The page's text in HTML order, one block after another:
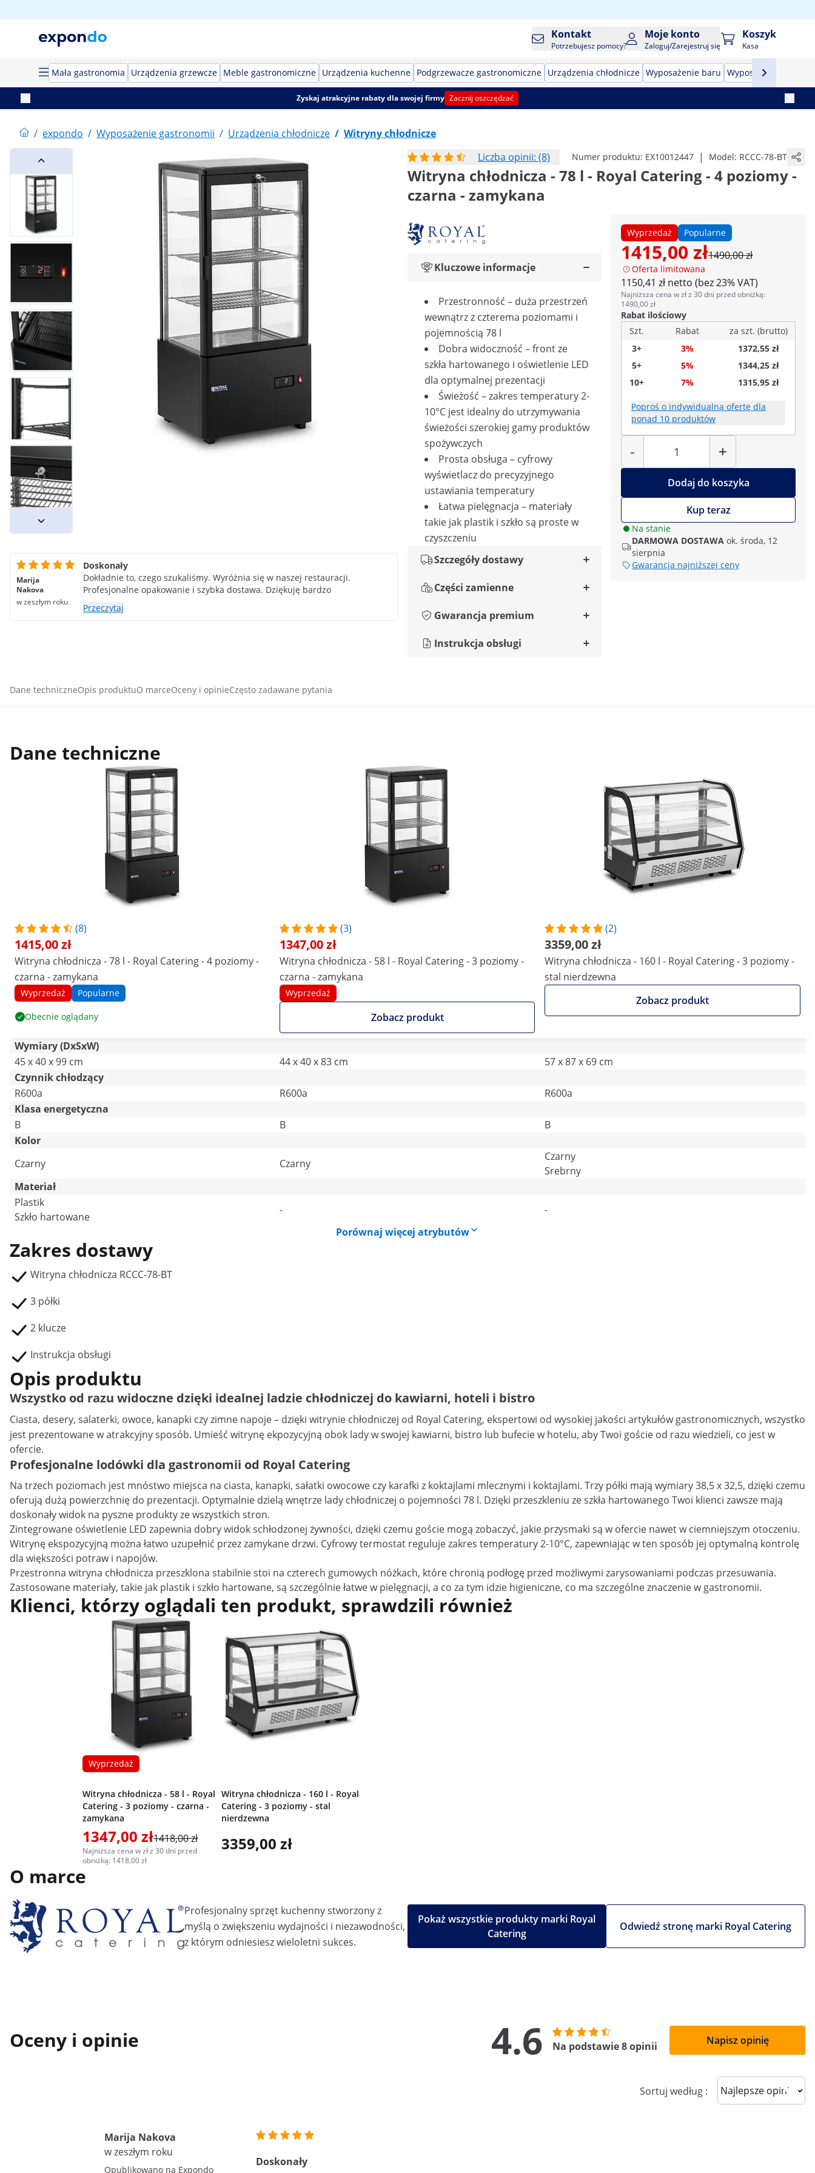
Kontakt
Potrzebujesz pomocy?
Moje konto
Zaloguj/Zarejestruj się
Koszyk
Kasa
Mała gastronomia Urządzenia grzewcze Meble gastronomiczne Urządzenia kuchenne Podgrzewacze gastronomiczne Urządzenia chłodnicze Wyposażenie baru Wyposażenie
Zyskaj atrakcyjne rabaty dla swojej firmy Zacznij oszczędzać
/ expondo / Wyposażenie gastronomii / Urządzenia chłodnicze / Witryny chłodnicze
Liczba opinii: (8)
Numer produktu: EX10012447 | Model: RCCC-78-BT
Witryna chłodnicza - 78 l - Royal Catering - 4 poziomy -
czarna - zamykana
Wyprzedaż Popularne
1415,00 zł1490,00 zł
Oferta limitowana
1150,41 zł netto (bez 23% VAT)
Najniższa cena w zł z 30 dni przed obniżką:
1490,00 zł
Rabat ilościowy
Szt.
Rabat
za szt. (brutto)
3+
3%
1372,55 zł
5+
5%
1344,25 zł
10+
7% 1315,95 zł
Poproś o indywidualną ofertę dla
ponad 10 produktów
-
Liczba
+
Dodaj do koszyka
Kup teraz
Na stanie
DARMOWA DOSTAWA ok. środa, 12
sierpnia
Gwarancja najniższej ceny
Kluczowe informacje
Przestronność – duża przestrzeń
wewnątrz z czterema poziomami i
pojemnością 78 l
Dobra widoczność – front ze
szkła hartowanego i oświetlenie LED
dla optymalnej prezentacji
Świeżość – zakres temperatury 2-
10°C jest idealny do utrzymywania
świeżości szerokiej gamy produktów
spożywczych
Prosta obsługa – cyfrowy
wyświetlacz do precyzyjnego
ustawiania temperatury
Łatwa pielęgnacja – materiały
takie jak plastik i szkło są proste w
czyszczeniu
Szczegóły dostawy
Części zamienne
Gwarancja premium
Instrukcja obsługi
Marija
Nakova
w zeszłym roku
Doskonały
Dokładnie to, czego szukaliśmy. Wyróżnia się w naszej restauracji.
Profesjonalne opakowanie i szybka dostawa. Dziękuję bardzo
Przeczytaj
Dane techniczneOpis produktuO marceOceny i opinieCzęsto zadawane pytania
Dane techniczne
(8)
1415,00 zł
Witryna chłodnicza - 78 l - Royal Catering - 4 poziomy -
czarna - zamykana
Wyprzedaż Popularne
Obecnie oglądany
(3)
1347,00 zł
Witryna chłodnicza - 58 l - Royal Catering - 3 poziomy -
czarna - zamykana
Wyprzedaż
Zobacz produkt
(2)
3359,00 zł
Witryna chłodnicza - 160 l - Royal Catering - 3 poziomy -
stal nierdzewna
Zobacz produkt
Wymiary (DxSxW)
45 x 40 x 99 cm
44 x 40 x 83 cm
57 x 87 x 69 cm
Czynnik chłodzący
R600a
R600a
R600a
Klasa energetyczna
B
B
B
Kolor
Czarny
Czarny
Czarny
Srebrny
Materiał
Plastik
Szkło hartowane
-
-
Porównaj więcej atrybutów
Zakres dostawy
Witryna chłodnicza RCCC-78-BT
3 półki
2 klucze
Instrukcja obsługi
Opis produktu
Wszystko od razu widoczne dzięki idealnej ladzie chłodniczej do kawiarni, hoteli i bistro
Ciasta, desery, salaterki, owoce, kanapki czy zimne napoje – dzięki witrynie chłodniczej od Royal Catering, ekspertowi od wysokiej jakości artykułów gastronomicznych, wszystko
jest prezentowane w atrakcyjny sposób. Umieść witrynę ekpozycyjną obok lady w swojej kawiarni, bistro lub bufecie w hotelu, aby Twoi goście od razu wiedzieli, co jest w
ofercie.
Profesjonalne lodówki dla gastronomii od Royal Catering
Na trzech poziomach jest mnóstwo miejsca na ciasta, kanapki, sałatki owocowe czy karafki z koktajlami mlecznymi i koktajlami. Trzy półki mają wymiary 38,5 x 32,5, dzięki czemu
oferują dużą powierzchnię do prezentacji. Optymalnie dzielą wnętrze lady chłodniczej o pojemności 78 l. Dzięki przeszkleniu ze szkła hartowanego Twoi klienci zawsze mają
doskonały widok na pyszne produkty ze wszystkich stron.
Zintegrowane oświetlenie LED zapewnia dobry widok schłodzonej żywności, dzięki czemu goście mogą zobaczyć, jakie przysmaki są w ofercie nawet w ciemniejszym otoczeniu.
Witrynę ekspozycyjną można łatwo uzupełnić przez zamykane drzwi. Cyfrowy termostat reguluje zakres temperatury 2-10°C, zapewniając w ten sposób jej optymalną kontrolę
dla większości potraw i napojów.
Przestronna witryna chłodnicza przeszklona stabilnie stoi na czterech gumowych nóżkach, które chronią podłogę przed możliwymi zarysowaniami podczas przesuwania.
Zastosowane materiały, takie jak plastik i szkło hartowane, są szczególnie łatwe w pielęgnacji, a co za tym idzie higieniczne, co ma szczególne znaczenie w gastronomii.
Klienci, którzy oglądali ten produkt, sprawdzili również
Wyprzedaż
Witryna chłodnicza - 58 l - Royal
Catering - 3 poziomy - czarna -
zamykana
1347,00 zł1418,00 zł
Najniższa cena w zł z 30 dni przed
obniżką: 1418,00 zł
Witryna chłodnicza - 160 l - Royal
Catering - 3 poziomy - stal
nierdzewna
3359,00 zł
O marce
Profesjonalny sprzęt kuchenny stworzony z
myślą o zwiększeniu wydajności i niezawodności,
z którym odniesiesz wieloletni sukces.
Odwiedź stronę marki Royal Catering
Pokaż wszystkie produkty marki Royal
Catering
Oceny i opinie 4.6 Na podstawie 8 opinii Napisz opinię
Sortuj według : Sort reviews
Marija Nakova
w zeszłym roku
Opublikowano na Expondo
Doskonały